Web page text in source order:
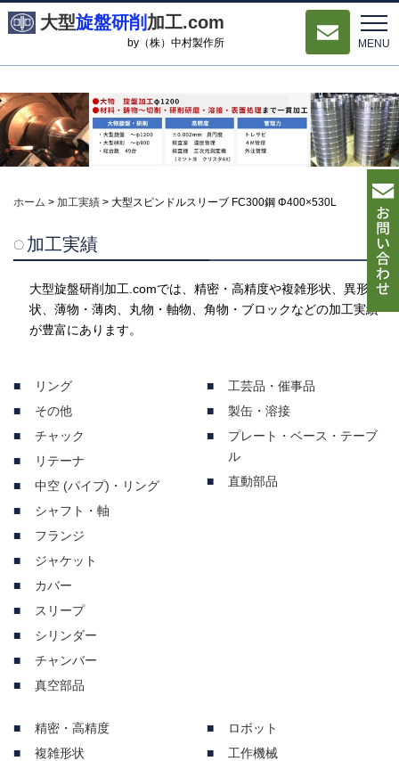
MENU
大型旋盤研削 加工.com
by（株）中村製作所
ホーム > 加工実績 > 大型スピンドルスリーブ FC300鋼 Φ400×530L
加工実績
大型旋盤研削加工.comでは、精密・高精度や複雑形状、異形
状、薄物・薄肉、丸物・軸物、角物・ブロックなどの加工実績
が豊富にあります。
リング
その他
チャック
リテーナ
中空 (パイプ)・リング
シャフト・軸
フランジ
ジャケット
カバー
スリープ
シリンダー
チャンバー
真空部品
工芸品・催事品
製缶・溶接
プレート・ベース・テーブ
ル
直動部品
精密・高精度
複雑形状
ロボット
工作機械